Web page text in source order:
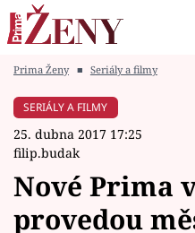
Módní alarm
Témata
Prima Ženy ■ Seriály a filmy
SERIÁLY A FILMY
25. dubna 2017 17:25
filip.budak
Nové Prima
provedou